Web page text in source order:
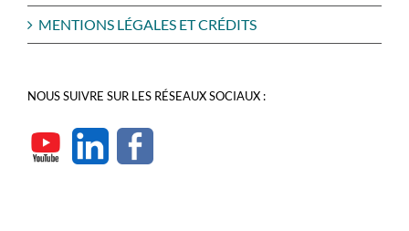
MENTIONS LÉGALES ET CRÉDITS
NOUS SUIVRE SUR LES RÉSEAUX SOCIAUX :